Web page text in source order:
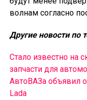
волнам согласно
Другие новости по
Стало известно на
запчасти для
АвтоВАЗа объявил
Lada